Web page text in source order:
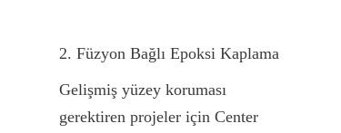
2. Füzyon Bağlı Epoksi Kaplama
Gelişmiş yüzey koruması
gerektiren projeler için Center